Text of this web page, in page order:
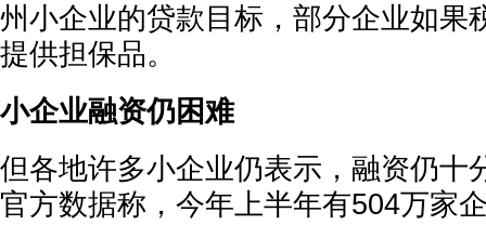
州小企业的贷款目标，部分企业如果
提供担保品。
小企业融资仍困难
但各地许多小企业仍表示，融资仍十
官方数据称，今年上半年有504万家